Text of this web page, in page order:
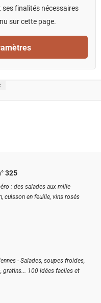
finalités nécessaires
sur cette page.
325
: des salades aux mille
cuisson en feuille, vins rosés
- Salades, soupes froides,
gratins... 100 idées faciles et